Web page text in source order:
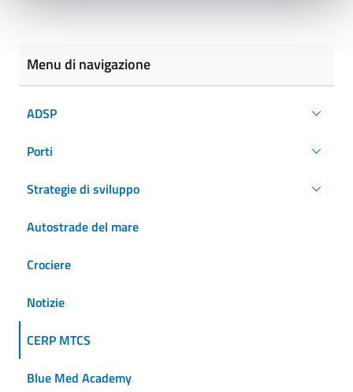
Menu di navigazione
ADSP
Porti
Strategie di sviluppo
Autostrade del mare
Crociere
Notizie
CERP MTCS
Blue Med Academy